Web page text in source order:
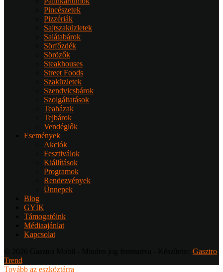
Pincészetek
Pizzériák
Sajtszaküzletek
Salátabárok
Sörfőzdék
Sörözők
Steakhouses
Street Foods
Szaküzletek
Szendvicsbárok
Szolgáltatások
Teaházak
Tejbárok
Vendéglők
Események
Akciók
Fesztiválok
Kiállítások
Programok
Rendezvények
Ünnepek
Blog
GYIK
Támogatóink
Médiaajánlat
Kapcsolat
Gasztro
Trend
Tovább az eszköztárra